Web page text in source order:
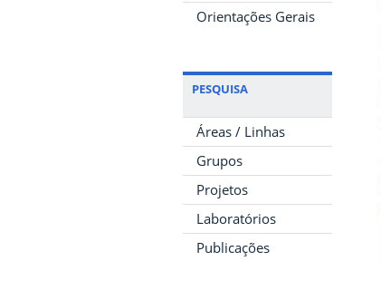
Orientações Gerais
PESQUISA
Áreas / Linhas
Grupos
Projetos
Laboratórios
Publicações